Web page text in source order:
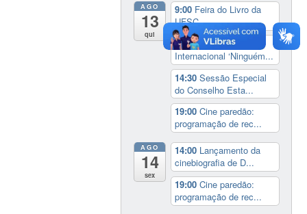
AGO
13
qui
9:00 Feira do Livro da
UFSC
14:00 Seminário
Internacional ‘Ninguém...
14:30Sessão Especial
do Conselho Esta...
19:00Cine paredão:
programação de rec...
AGO
14
sex
14:00 Lançamento da
cinebiografia de D...
19:00Cine paredão:
programação de rec...